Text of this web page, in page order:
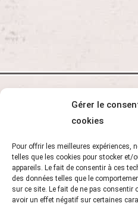
Gérer le
cookies
Pour offrir les meilleures
telles que les cookies pour stocker et/
appareils. Le fait de consentir à ces
des données telles que le
sur ce site. Le fait de ne pas consentir
avoir un effet négatif sur certaines
Restez
J'accepte les